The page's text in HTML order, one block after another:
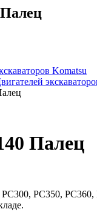
Палец
Komatsu
Палец
PC350, PC360,